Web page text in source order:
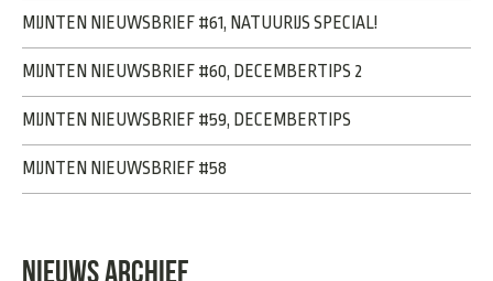
MIJNTEN NIEUWSBRIEF #61, NATUURIJS SPECIAL!
MIJNTEN NIEUWSBRIEF #60, DECEMBERTIPS 2
MIJNTEN NIEUWSBRIEF #59, DECEMBERTIPS
MIJNTEN NIEUWSBRIEF #58
NIEUWS ARCHIEF